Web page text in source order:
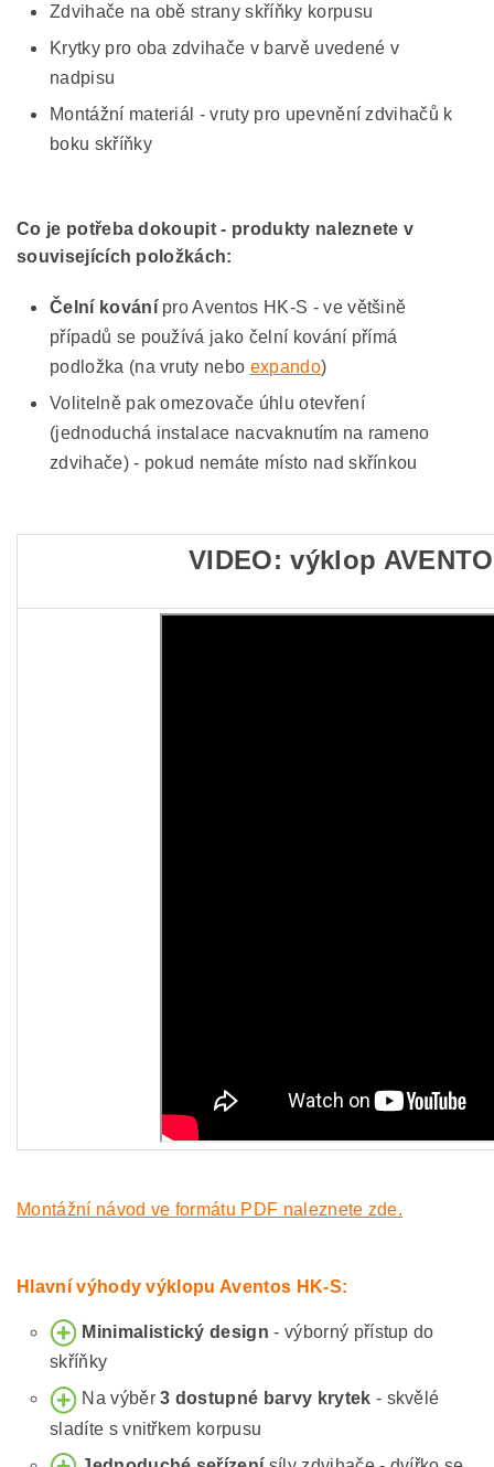
Zdvihače na obě strany skříňky korpusu
Krytky pro oba zdvihače v barvě uvedené v
nadpisu
Montážní materiál - vruty pro upevnění zdvihačů k
boku skříňky
Co je potřeba dokoupit - produkty naleznete v
souvisejících položkách:
Čelní kovánípro Aventos HK-S - ve většině
případů se používá jako čelní kování přímá
podložka (na vruty nebo expando)
Volitelně pak omezovače úhlu otevření
(jednoduchá instalace nacvaknutím na rameno
zdvihače) - pokud nemáte místo nad skřínkou
VIDEO: výklop
Montážní návod ve formátu PDF naleznete zde.
Hlavní výhody výklopu Aventos HK-S:
Minimalistický design - výborný přístup do
skříňky
Na výběr3 dostupné barvy krytek - skvělé
sladíte s vnitřkem korpusu